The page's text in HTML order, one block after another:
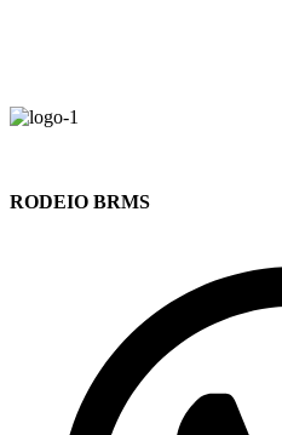
RODEIO BRMS